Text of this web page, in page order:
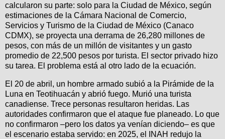
calcularon su parte: solo para la Ciudad de México, según
estimaciones de la Cámara Nacional de Comercio,
Servicios y Turismo de la Ciudad de México (Canaco
CDMX), se proyecta una derrama de 26,280 millones de
pesos, con más de un millón de visitantes y un gasto
promedio de 22,500 pesos por turista. El sector privado hizo
su tarea. El problema está al otro lado de la ecuación.
El 20 de abril, un hombre armado subió a la Pirámide de la
Luna en Teotihuacán y abrió fuego. Murió una turista
canadiense. Trece personas resultaron heridas. Las
autoridades confirmaron que el ataque fue planeado. Lo que
no confirmaron –pero los datos ya venían diciendo– es que
el escenario estaba servido: en 2025, el INAH redujo la